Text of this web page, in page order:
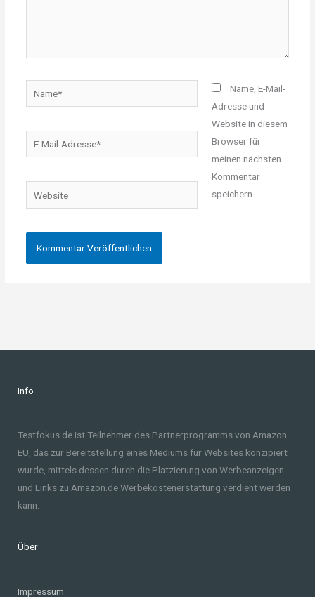
Mail-
Website
Name, E-Mail-
Adresse und
Website in diesem
Browser für
meinen nächsten
Kommentar
speichern.
Info
Testfokus.de ist Teilnehmer des Partnerprogramms von Amazon
EU, das zur Bereitstellung eines Mediums für Websites konzipiert
wurde, mittels dessen durch die Platzierung von Werbeanzeigen
und Links zu Amazon.de Werbekostenerstattung verdient werden
kann.
Über
Impressum